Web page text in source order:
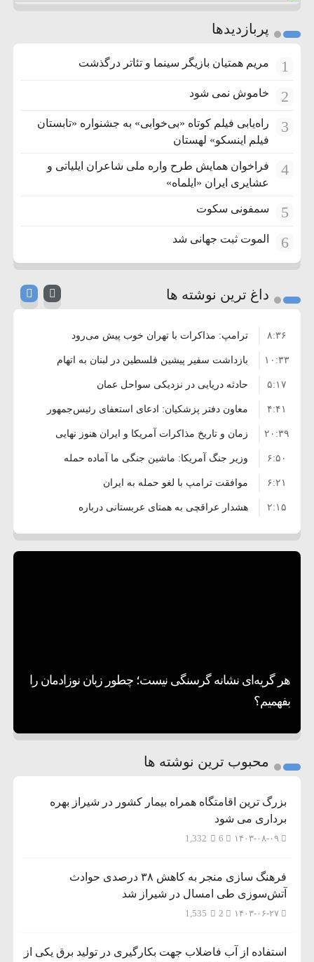
پربازدیدها
1 مریم همتیان بازیگر سینما و تئاتر درگذشت
2 خاموش نمی شود
3
راه‌یابی فیلم کوتاه «بی‌خوابی» به جشنواره «تابستان
فیلم اینسکو» لهستان
4
فراخوان همایش طرح واره ملی شاعران ایلیاتی و
عشایری ایران «ایلماه»
5 سمفونی سکوت
6 الموت ثبت جهانی شد
داغ ترین نوشته ها
ترامپ: مذاکرات با تهران خوب پیش می‌رود ۸:۳۶
بازداشت سفیر پیشین فلسطین در لبنان به اتهام
فساد و اختلاس اموال
۱۰:۳۳
حادثه دریایی در نزدیکی سواحل عمان ۵:۱۷
معاون دفتر پزشکیان: ادعای استعفای رئیس‌جمهور
واهی و کذب محض است
۴:۴۱
زمان و تاریخ مذاکرات آمریکا و ایران هنوز نهایی
نشده است
۲۰:۳۹
وزیر جنگ آمریکا: ماشین جنگی ما آماده حمله
نظامی علیه ایران است
۶:۵۰
موافقت ترامپ با لغو حمله به ایران ۶:۲۱
هشدار عراقچی به همتای عربستانی درباره
همراهی با آمریکا
۲:۱۵
مقام ارشد امنیتی: برنامه گسترده‌ای برای پاسخ به ۷:۱۰
سختی خواهند گرفت
سنتکام پایان تجاوز جدید به ایران را اعلام کرد ۶:۰۵
هر گریه‌ای نشانه گرسنگی نیست؛ چطور زبان نوزادمان را
بفهمیم؟
تغذیه پدر می‌تواند بر سلامت نوزاد تأثیر بگذارد
روی دیگر زندگی
3
محبوب ترین نوشته ها
بزرگ ترین اقامتگاه همراه بیمار کشور در شیراز بهره
برداری می شود
۱۴۰۳-۰۸-۰۹ 1,332
فرهنگ سازی منجر به کاهش ۳۸ درصدی حوادث
آتش‌سوزی طی امسال در شیراز شد
۱۴۰۳-۰۶-۲۷ 1,535
استفاده از آب فاضلاب جهت بکارگیری در تولید برق یکی از